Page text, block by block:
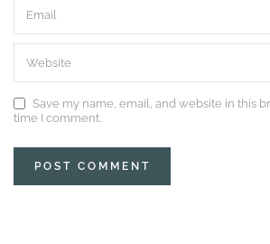
Save my name, email, and website in this
time I comment.